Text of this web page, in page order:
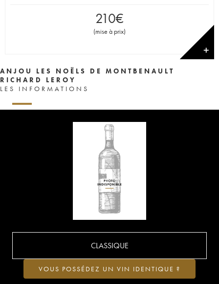
210€
(mise à prix)
✕
ANJOU LES NOËLS DE MONTBENAULT
RICHARD LEROY
LES INFORMATIONS
CLASSIQUE
VOUS POSSÉDEZ UN VIN IDENTIQUE ?